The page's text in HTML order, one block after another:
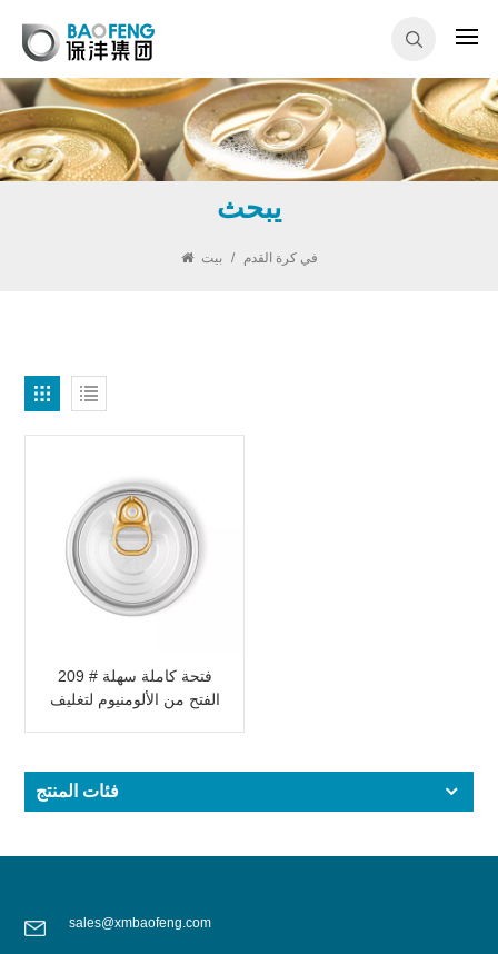
يبحث
بيت / في كرة القدم
209 # فتحة كاملة سهلة
الفتح من الألومنيوم لتغليف
فئات المنتج
sales@xmbaofeng.com